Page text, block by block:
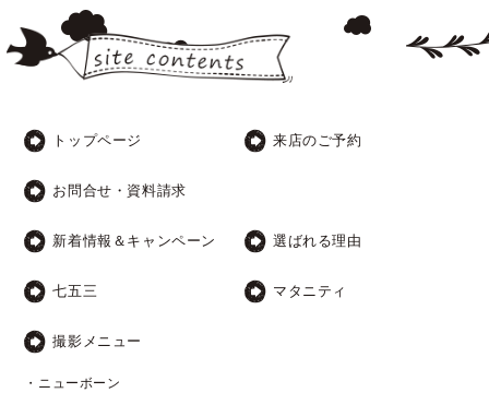
トップページ 来店のご予約
お問合せ・資料請求
新着情報＆キャンペーン 選ばれる理由
七五三 マタニティ
撮影メニュー
・ニューボーン